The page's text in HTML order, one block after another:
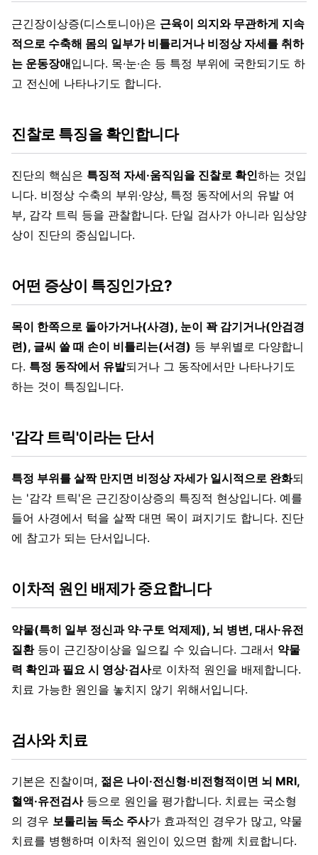
근긴장이상증(디스토니아)은 근육이 의지와 무관하게 지속
적으로 수축해 몸의 일부가 비틀리거나 비정상 자세를 취하
는 운동장애입니다. 목·눈·손 등 특정 부위에 국한되기도 하
고 전신에 나타나기도 합니다.
진찰로 특징을 확인합니다
진단의 핵심은 특징적 자세·움직임을 진찰로 확인하는 것입
니다. 비정상 수축의 부위·양상, 특정 동작에서의 유발 여
부, 감각 트릭 등을 관찰합니다. 단일 검사가 아니라 임상양
상이 진단의 중심입니다.
어떤 증상이 특징인가요?
목이 한쪽으로 돌아가거나(사경), 눈이 꽉 감기거나(안검경
련), 글씨 쓸 때 손이 비틀리는(서경) 등 부위별로 다양합니
다. 특정 동작에서 유발되거나 그 동작에서만 나타나기도
하는 것이 특징입니다.
'감각 트릭'이라는 단서
특정 부위를 살짝 만지면 비정상 자세가 일시적으로 완화되
는 '감각 트릭'은 근긴장이상증의 특징적 현상입니다. 예를
들어 사경에서 턱을 살짝 대면 목이 펴지기도 합니다. 진단
에 참고가 되는 단서입니다.
이차적 원인 배제가 중요합니다
약물(특히 일부 정신과 약·구토 억제제), 뇌 병변, 대사·유전
질환등이 근긴장이상을 일으킬 수 있습니다. 그래서 약물
력 확인과 필요 시 영상·검사로 이차적 원인을 배제합니다.
치료 가능한 원인을 놓치지 않기 위해서입니다.
검사와 치료
기본은 진찰이며, 젊은 나이·전신형·비전형적이면 뇌 MRI,
혈액·유전검사등으로 원인을 평가합니다. 치료는 국소형
의 경우 보툴리눔 독소 주사가 효과적인 경우가 많고, 약물
치료를 병행하며 이차적 원인이 있으면 함께 치료합니다.